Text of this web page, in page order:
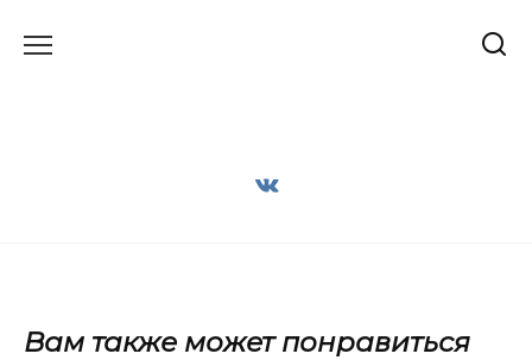
Вам также может понравиться